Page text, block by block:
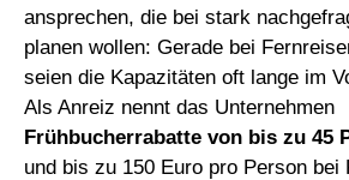
ansprechen, die bei stark
planen wollen: Gerade bei
seien die Kapazitäten oft lange im
Als Anreiz nennt das Unternehmen
Frühbucherrabatte von bis zu 45
und bis zu 150 Euro pro Person bei